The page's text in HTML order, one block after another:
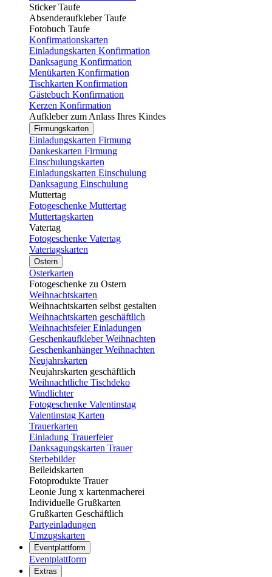
Sticker Taufe
Absenderaufkleber Taufe
Fotobuch Taufe
Konfirmationskarten
Einladungskarten Konfirmation
Danksagung Konfirmation
Menükarten Konfirmation
Tischkarten Konfirmation
Gästebuch Konfirmation
Kerzen Konfirmation
Aufkleber zum Anlass Ihres Kindes
Firmungskarten
Einladungskarten Firmung
Dankeskarten Firmung
Einschulungskarten
Einladungskarten Einschulung
Danksagung Einschulung
Muttertag
Fotogeschenke Muttertag
Muttertagskarten
Vatertag
Fotogeschenke Vatertag
Vatertagskarten
Ostern
Osterkarten
Fotogeschenke zu Ostern
Weihnachtskarten
Weihnachtskarten selbst gestalten
Weihnachtskarten geschäftlich
Weihnachtsfeier Einladungen
Geschenkaufkleber Weihnachten
Geschenkanhänger Weihnachten
Neujahrskarten
Neujahrskarten geschäftlich
Weihnachtliche Tischdeko
Windlichter
Fotogeschenke Valentinstag
Valentinstag Karten
Trauerkarten
Einladung Trauerfeier
Danksagungskarten Trauer
Sterbebilder
Beileidskarten
Fotoprodukte Trauer
Leonie Jung x kartenmacherei
Individuelle Grußkarten
Grußkarten Geschäftlich
Partyeinladungen
Umzugskarten
Eventplattform
Eventplattform
Extras